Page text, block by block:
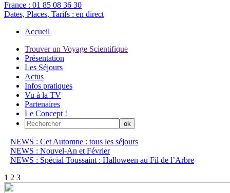
France : 01 85 08 36 30
Dates, Places, Tarifs : en direct
Accueil
Trouver un Voyage Scientifique
Présentation
Les Séjours
Actus
Infos pratiques
Vu à la TV
Partenaires
Le Concept !
NEWS : Cet Automne : tous les séjours
NEWS : Nouvel-An et Février
NEWS : Spécial Toussaint : Halloween au Fil de l’Arbre
1 2 3